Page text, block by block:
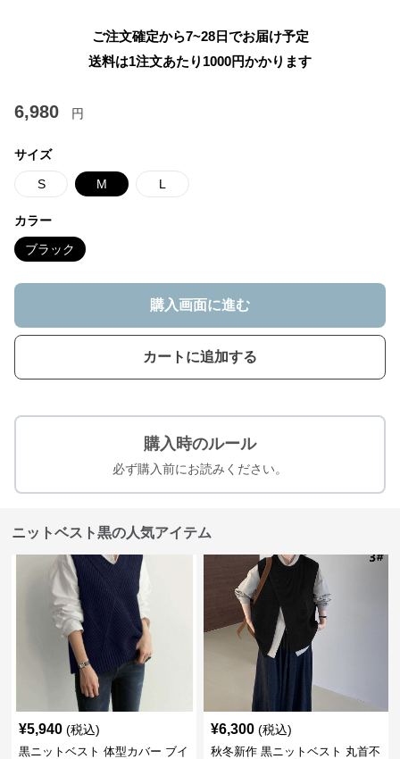
ご注文確定から7~28日でお届け予定
送料は1注文あたり 1000円かかります
6,980 円
サイズ
S M L
カラー
ブラック
購入画面に進む
カートに追加する
購入時のルール
必ず購入前にお読みください。
ニットベスト黒の人気アイテム
¥5,940 (税込)
黒ニットベスト 体型カバー ブイ
¥6,300 (税込)
秋冬新作 黒ニットベスト 丸首不